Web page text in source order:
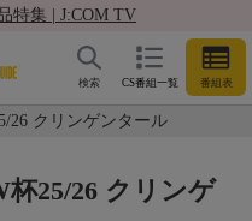
特集 | J:COM TV
CS番組一覧 番組表
検索
26 クリンゲンタール
25/26 クリンゲ